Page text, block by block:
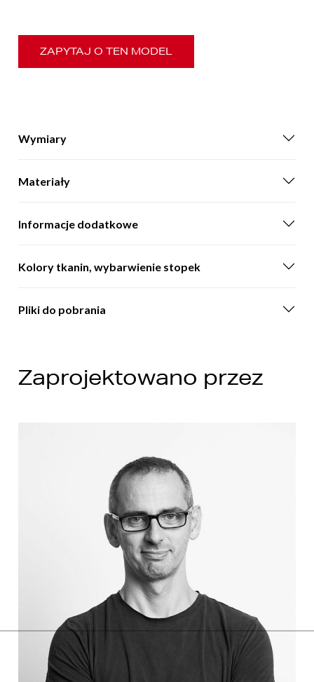
ZAPYTAJ O TEN MODEL
Wymiary
Materiały
Informacje dodatkowe
Kolory tkanin, wybarwienie stopek
Pliki do pobrania
Zaprojektowano przez